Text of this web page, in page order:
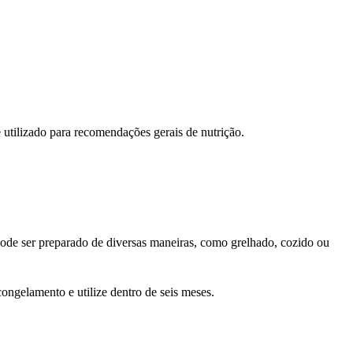
para recomendações gerais de nutrição.
ser preparado de diversas maneiras, como grelhado, cozido ou
e utilize dentro de seis meses.